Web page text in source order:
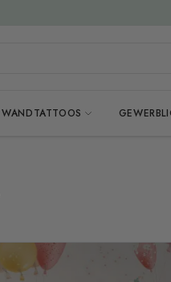
WANDTATTOOS